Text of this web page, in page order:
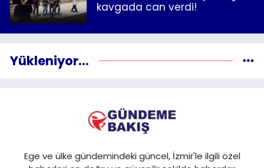
kavgada can verdi!
Yükleniyor...
Ege ve ülke gündemindeki güncel, İzmir'le ilgili özel